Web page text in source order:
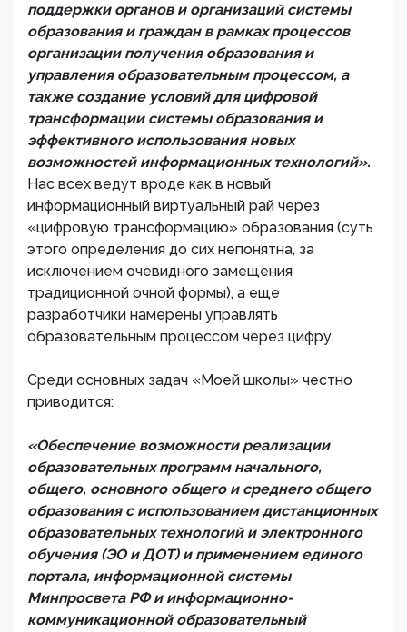
поддержки органов и организаций системы
образования и граждан в рамках процессов
организации получения образования и
управления образовательным процессом, а
также создание условий для цифровой
трансформации системы образования и
эффективного использования новых
возможностей информационных технологий».
Нас всех ведут вроде как в новый
информационный виртуальный рай через
«цифровую трансформацию» образования (суть
этого определения до сих непонятна, за
исключением очевидного замещения
традиционной очной формы), а еще
разработчики намерены управлять
образовательным процессом через цифру.
Среди основных задач «Моей школы» честно
приводится:
«Обеспечение возможности реализации
образовательных программ начального,
общего, основного общего и среднего общего
образования с использованием дистанционных
образовательных технологий и электронного
обучения (ЭО и ДОТ) и применением единого
портала, информационной системы
Минпросвета РФ и информационно-
коммуникационной образовательный